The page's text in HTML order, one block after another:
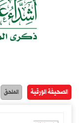
الصحيفة الورقية الملحق